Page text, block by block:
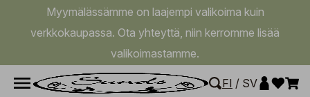
Myymälässämme on laajempi valikoima kuin
verkkokaupassa. Ota yhteyttä, niin kerromme lisää
valikoimastamme.
FI / SV